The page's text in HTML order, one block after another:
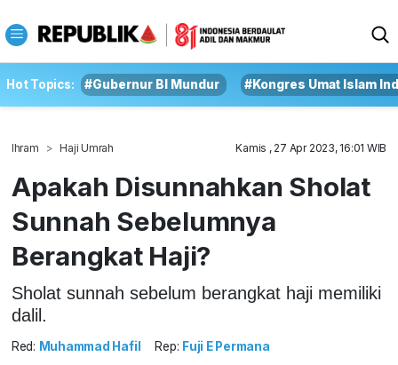
Hot Topics: #Gubernur BI Mundur #Kongres Umat Islam
Ihram Haji Umrah Kamis , 27 Apr 2023, 16:01 WIB
Apakah Disunnahkan Sholat
Sunnah Sebelumnya
Berangkat Haji?
Sholat sunnah sebelum berangkat haji memiliki
dalil.
Red: Muhammad Hafil Rep: Fuji E Permana